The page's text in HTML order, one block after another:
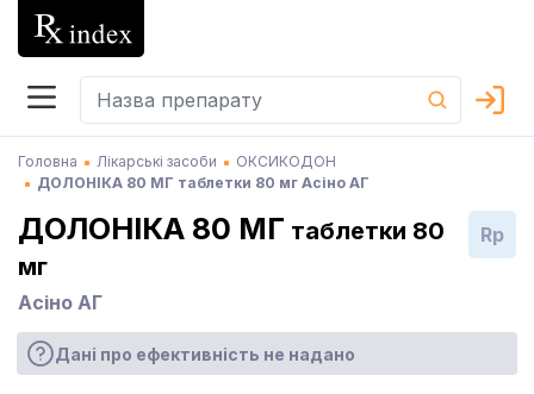
Головна Лікарські засоби
ОКСИКОДОН
ДОЛОНІКА 80 МГ таблетки 80 мг Асіно АГ
ДОЛОНІКА 80 МГ таблетки 80
мг
Асіно АГ
Rp
Дані про ефективність не надано